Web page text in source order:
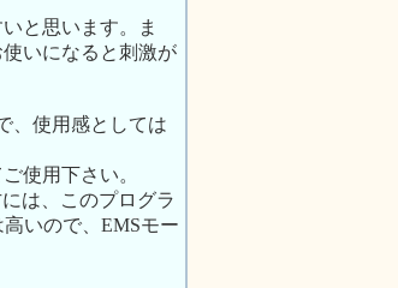
と思います。ま
いになると刺激が
、使用感としては
使用下さい。
は、このプログラ
いので、EMSモー